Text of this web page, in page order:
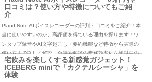
口コミは？使い方や特徴についてもご紹
介
Plaud Note AIボイスレコーダーの評判・口コミをご紹介！本
当に使いやすいのか、高評価を得ている理由を探ります！ワ
ンタップ録音やAI文字起こし・要約機能など特徴から実際の
使い方まで詳しく解説。会議や商談の業務効率化を検討中の
方必見です。
宅飲みを楽しくする新感覚ガジェット！
ICEBERG miniで「カクテルシーシャ」を
体験